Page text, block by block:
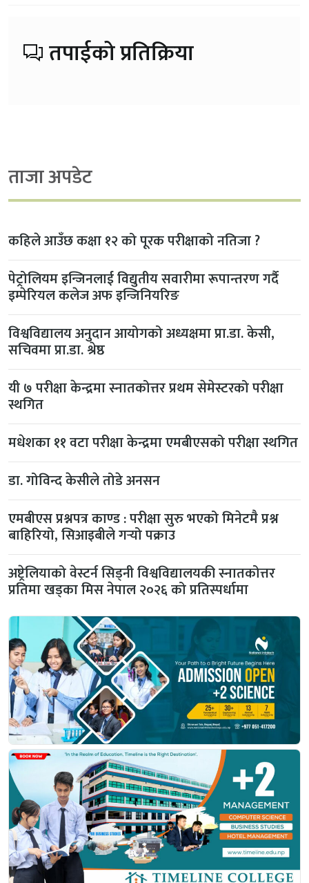
तपाईको प्रतिक्रिया
ताजा अपडेट
कहिले आउँछ कक्षा १२ को पूरक परीक्षाको नतिजा ?
पेट्रोलियम इन्जिनलाई विद्युतीय सवारीमा रूपान्तरण गर्दै
इम्पेरियल कलेज अफ इन्जिनियरिङ
विश्वविद्यालय अनुदान आयोगको अध्यक्षमा प्रा.डा. केसी,
सचिवमा प्रा.डा. श्रेष्ठ
यी ७ परीक्षा केन्द्रमा स्नातकोत्तर प्रथम सेमेस्टरको परीक्षा
स्थगित
मधेशका ११ वटा परीक्षा केन्द्रमा एमबीएसको परीक्षा स्थगित
डा. गोविन्द केसीले तोडे अनसन
एमबीएस प्रश्नपत्र काण्ड : परीक्षा सुरु भएको मिनेटमै प्रश्न
बाहिरियो, सिआइबीले गर्‍यो पक्राउ
अष्ट्रेलियाको वेस्टर्न सिड्नी विश्वविद्यालयकी स्नातकोत्तर
प्रतिमा खड्का मिस नेपाल २०२६ को प्रतिस्पर्धामा